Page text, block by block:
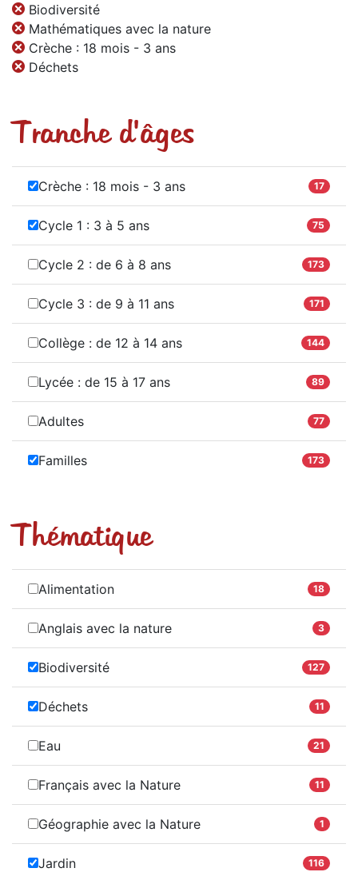
Biodiversité
Mathématiques avec la nature
Crèche : 18 mois - 3 ans
Déchets
Tranche d'âges
Crèche : 18 mois - 3 ans 17
Cycle 1 : 3 à 5 ans 75
Cycle 2 : de 6 à 8 ans 173
Cycle 3 : de 9 à 11 ans 171
Collège : de 12 à 14 ans 144
Lycée : de 15 à 17 ans 89
Adultes 77
Familles 173
Thématique
Alimentation 18
Anglais avec la nature 3
Biodiversité 127
Déchets 11
Eau 21
Français avec la Nature 11
Géographie avec la Nature 1
Jardin 116